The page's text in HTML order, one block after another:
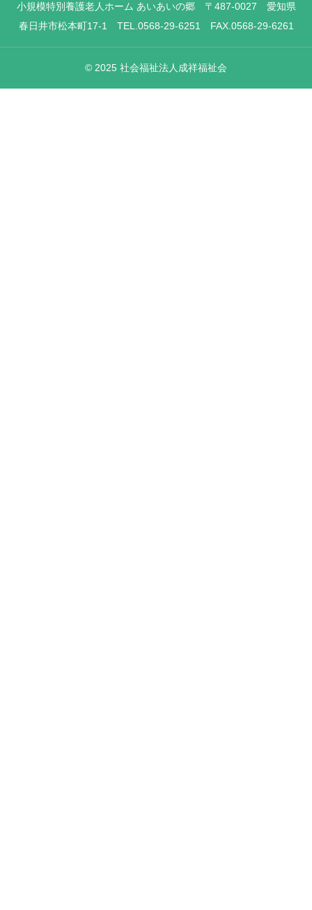
小規模特別養護老人ホーム あいあいの郷 〒487-0027 愛知県
春日井市松本町17-1 TEL.0568-29-6251 FAX.0568-29-6261
© 2025 社会福祉法人成祥福祉会